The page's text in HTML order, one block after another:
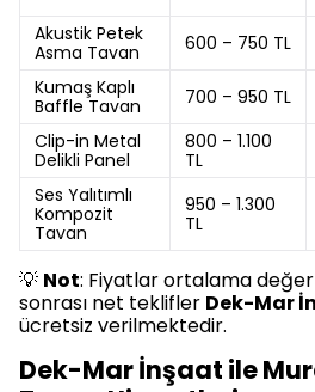
Akustik Petek
Asma Tavan
600 – 750 TL
Kumaş Kaplı
Baffle Tavan
700 – 950 TL
Clip-in Metal
Delikli Panel
800 – 1.100
TL
Ses Yalıtımlı
Kompozit
Tavan
950 – 1.300
TL
💡 Not: Fiyatlar ortalama
sonrası net teklifler Dek-Mar
ücretsiz verilmektedir.
Dek-Mar İnşaat ile